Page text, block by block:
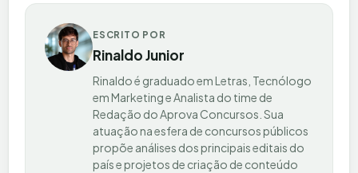
ESCRITO POR
Rinaldo Junior
Rinaldo é graduado em Letras, Tecnólogo
em Marketing e Analista do time de
Redação do Aprova Concursos. Sua
atuação na esfera de concursos públicos
propõe análises dos principais editais do
país e projetos de criação de conteúdo